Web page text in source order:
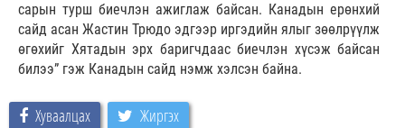
сарын турш биечлэн ажиглаж байсан. Канадын ерөнхий
сайд асан Жастин Трюдо эдгээр иргэдийн ялыг зөөлрүүлж
өгөхийг Хятадын эрх баригчдаас биечлэн хүсэж байсан
билээ” гэж Канадын сайд нэмж хэлсэн байна.
Хуваалцах Жиргэх